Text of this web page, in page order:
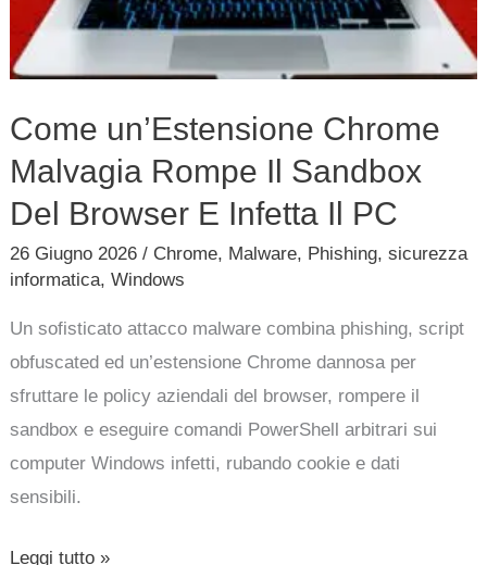
Come un’Estensione Chrome
Malvagia Rompe Il Sandbox
Del Browser E Infetta Il PC
26 Giugno 2026/ Chrome, Malware, Phishing,sicurezza
informatica,Windows
Un sofisticato attacco malware combina phishing, script
obfuscated ed un’estensione Chrome dannosa per
sfruttare le policy aziendali del browser, rompere il
sandbox e eseguire comandi PowerShell arbitrari sui
computer Windows infetti, rubando cookie e dati
sensibili.
PC
Leggi tutto »